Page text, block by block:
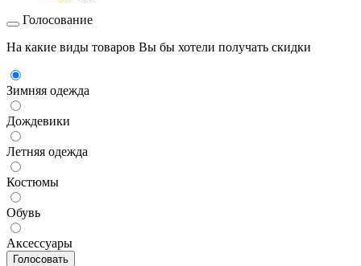
Голосование
На какие виды товаров Вы бы хотели получать скидки
Зимняя одежда
Дождевики
Летняя одежда
Костюмы
Обувь
Аксессуары